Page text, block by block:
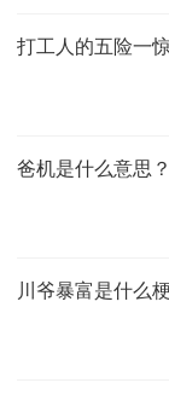
打工人的五险一
爸机是什么意思
川爷暴富是什么